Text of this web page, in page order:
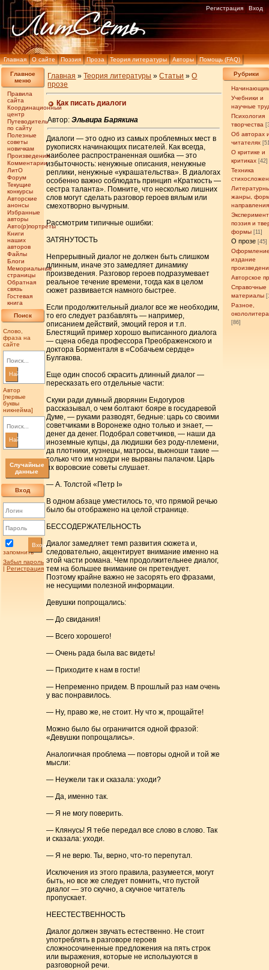
Главная О сайте Поэзия Проза Теория литературы Авторы Помощь (FAQ)
Регистрация Вход
Главное
меню
Правила
сайта
Координационный
центр
Путеводитель
по сайту
Полезные
советы
новичкам
Произведения
Комментарии
ЛитО
Форум
Текущие
конкурсы
Авторские
анонсы
Избранные
авторы
Авто(р)портреты
Книги
наших
авторов
Файлы
Блоги
Мемориальные
страницы
Обратная
связь
Гостевая
книга
Поиск
Слово,
фраза на
сайте
Найти
Автор
[первые
буквы
никнейма]
Найти
Случайные
данные
Вход
запомнить
Вход
Забыл пароль
| Регистрация
Рубрики
Учебники и
научные
Психология
творчества
Об авторах
читателях
О критике и
критиках [42]
Техника
жанры,
направления
поэзия и
формы [11]
О прозе [45]
издание
Авторское
Справочные
материалы
Разное,
[86]
Главная »Теория литературы »Статьи »О
прозе
Как писать диалоги
Автор:Эльвира Барякина
Диалоги — это одно из самых проблемных мест в
рукописях начинающих писателей. Как всегда,
наиболее распространенная ошибка — это
избыточность: ненужные описания, ненужные
реплики, ненужные «украшательства». В диалогах
особенно важно соблюдать принцип «Краткость —
сестра таланта». Помните, что несколько лишних
слов могут сделать разговор героев вялым или
смехотворно вычурным.
Рассмотрим типичные ошибки:
ЗАТЯНУТОСТЬ
Непрерывный диалог не должен быть слишком
длинным, иначе это замедляет динамику
произведения. Разговор героев подразумевает
реальное течение времени, тогда как в целом
сюжет развивается намного быстрее.
Если продолжительный диалог все же необходим,
то его следует разбавлять — например,
описанием действий, эмоций героя и т.п.
Блестящий пример хорошо выписанного диалога
— сцена обеда профессора Преображенского и
доктора Борменталя в «Собачьем сердце»
Булгакова.
Еще один способ скрасить длинный диалог —
пересказать его отдельные части:
Скуки ради думный дворянин Ендогуров
рассказывал, о чем болтают бояре в государевой
Думе, — руками разводят, бедные: царь со своими
советчиками в Воронеже одно только и знает, —
денег да денег. Подобрал советчиков, — наши да
иноземные купцы, да людишки без роду-племени,
да плотники, кузнецы, матросы, вьюноши такие —
только что им ноздри не вырваны палачом. Царь
их воровские советы слушает.
— А. Толстой «Петр I»
В одном абзаце уместилось то, что прямой речью
было бы отображено на целой странице.
БЕССОДЕРЖАТЕЛЬНОСТЬ
Диалог замедляет темп развития сюжета и,
следовательно, акцентирует внимание именно на
этой части романа. Чем продолжительнее диалог,
тем на большее внимание он претендует.
Поэтому крайне важно не засорять его фразами,
не несущими полезной информации.
Девушки попрощались:
— До свидания!
— Всего хорошего!
— Очень рада была вас видеть!
— Приходите к нам в гости!
— Непременно придем. В прошлый раз нам очень
у вас понравилось.
— Ну, право же, не стоит. Ну что ж, прощайте!
Можно было бы ограничится одной фразой:
«Девушки попрощались».
Аналогичная проблема — повторы одной и той же
мысли:
— Неужели так и сказала: уходи?
— Да, именно так.
— Я не могу поверить.
— Клянусь! Я тебе передал все слово в слово. Так
и сказала: уходи.
— Я не верю. Ты, верно, что-то перепутал.
Исключения из этого правила, разумеется, могут
быть, но все же следует помнить, что пустой
диалог — это скучно, а скучное читатель
пропускает.
НЕЕСТЕСТВЕННОСТЬ
Диалог должен звучать естественно. Не стоит
употреблять в разговоре героев
сложносочиненные предложения на пять строк
или выражения, которые не используются в
разговорной речи.